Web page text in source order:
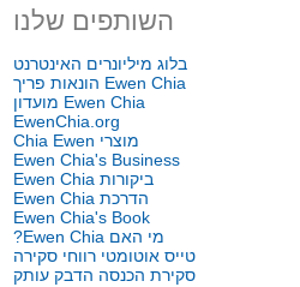
השותפים שלנו
בלוג מיליונרים האינטרנט
Ewen Chia הונאות פריך
Ewen Chia מועדון
EwenChia.org
מוצרי Chia Ewen
Ewen Chia's Business
ביקורות Ewen Chia
הדרכת Ewen Chia
Ewen Chia's Book
מי האם Ewen Chia?
טייס אוטומטי רווחי סקירה
סקירת הכנסה הדבק עותק